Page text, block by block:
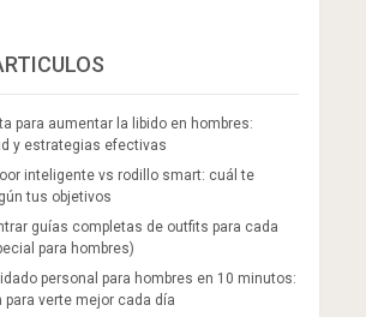
para aumentar la libido en hombres:
y estrategias efectivas
inteligente vs rodillo smart: cuál te
tus objetivos
guías completas de outfits para cada
para hombres)
personal para hombres en 10 minutos:
para verte mejor cada día